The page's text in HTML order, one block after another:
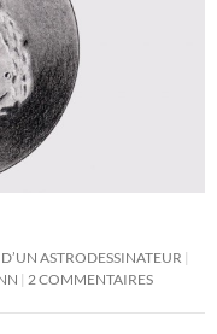
ASTRODESSINATEUR
2 COMMENTAIRES